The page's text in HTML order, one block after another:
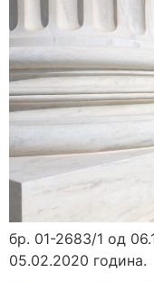
бр. 01-2683/1 од
05.02.2020 година.